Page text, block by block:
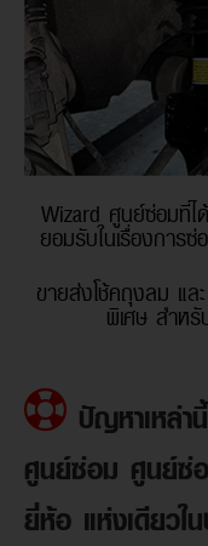
Wizard ศูนย์ซ่อมที่ไ
ยอมรับในเรื่องการ
ขายส่งโช้คถุงลม แล
พิเศษ สำห
ปัญหาเหล่
ศูนย์ซ่อม ศูนย์ซ่
ยี่ห้อ แห่งเดียวใ